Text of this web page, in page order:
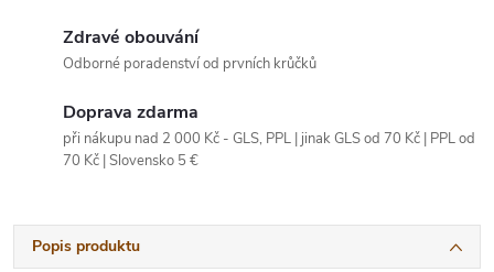
Zdravé obouvání
Odborné poradenství od prvních krůčků
Doprava zdarma
při nákupu nad 2 000 Kč - GLS, PPL | jinak GLS od 70 Kč | PPL od
70 Kč | Slovensko 5 €
Popis produktu